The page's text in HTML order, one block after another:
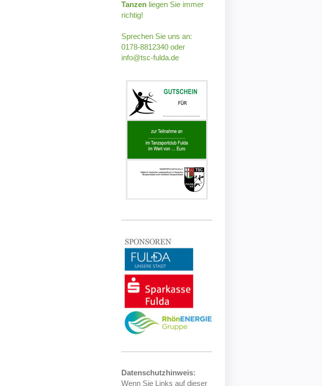
Tanzenliegen Sie immer
richtig!
Sprechen Sie uns an:
0178-8812340 oder
info@tsc-fulda.de
Datenschutzhinweis:
Wenn Sie Links auf dieser